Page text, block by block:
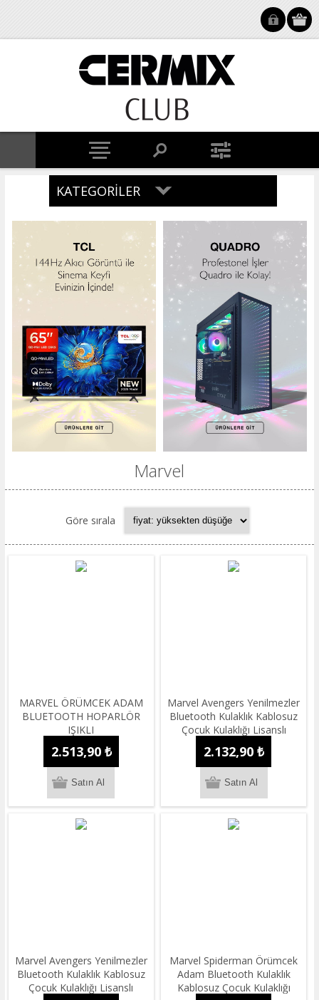
KATEGORILER
Marvel
Göre sırala
MARVEL ÖRÜMCEK ADAM
BLUETOOTH HOPARLÖR
IŞIKLI
2.513,90 ₺
Marvel Avengers Yenilmezler
Bluetooth Kulaklık Kablosuz
Çocuk Kulaklığı Lisanslı
2.132,90 ₺
Marvel Avengers Yenilmezler
Bluetooth Kulaklık Kablosuz
Çocuk Kulaklığı Lisanslı
Marvel Spiderman Örümcek
Adam Bluetooth Kulaklık
Kablosuz Çocuk Kulaklığı